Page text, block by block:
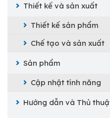
Thiết kế và sản xuất
Thiết kế sản phẩm
Chế tạo và sản xuất
Sản phẩm
Cập nhật tính năng
Hướng dẫn và Thủ